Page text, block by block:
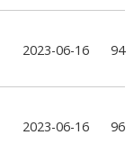
2023-06-16 94
2023-06-16 96